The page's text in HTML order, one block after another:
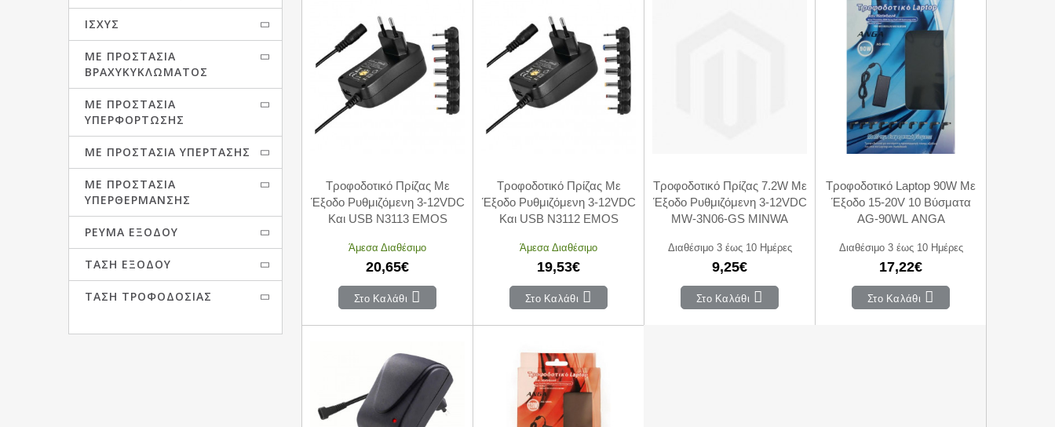
ΙΣΧΎΣ
ΜΕ ΠΡΟΣΤΑΣΊΑ
ΒΡΑΧΥΚΥΚΛΏΜΑΤΟΣ
ΜΕ ΠΡΟΣΤΑΣΊΑ
ΥΠΕΡΦΌΡΤΩΣΗΣ
ΜΕ ΠΡΟΣΤΑΣΊΑ ΥΠΈΡΤΑΣΗΣ
ΜΕ ΠΡΟΣΤΑΣΊΑ
ΥΠΕΡΘΈΡΜΑΝΣΗΣ
ΡΕΎΜΑ ΕΞΌΔΟΥ
ΤΆΣΗ ΕΞΌΔΟΥ
ΤΆΣΗ ΤΡΟΦΟΔΟΣΊΑΣ
Τροφοδοτικό Πρίζας Με
Έξοδο Ρυθμιζόμενη 3-12VDC
Και USB N3113 EMOS
Άμεσα Διαθέσιμο
20,65€
Στο Καλάθι
Τροφοδοτικό Πρίζας Με
Έξοδο Ρυθμιζόμενη 3-12VDC
Και USB N3112 EMOS
Άμεσα Διαθέσιμο
19,53€
Στο Καλάθι
Τροφοδοτικό Πρίζας 7.2W Με
Έξοδο Ρυθμιζόμενη 3-12VDC
MW-3N06-GS MINWA
Διαθέσιμο 3 έως 10 Ημέρες
9,25€
Στο Καλάθι
Τροφοδοτικό Laptop 90W Με
Έξοδο 15-20V 10 Βύσματα
AG-90WL ANGA
Διαθέσιμο 3 έως 10 Ημέρες
17,22€
Στο Καλάθι